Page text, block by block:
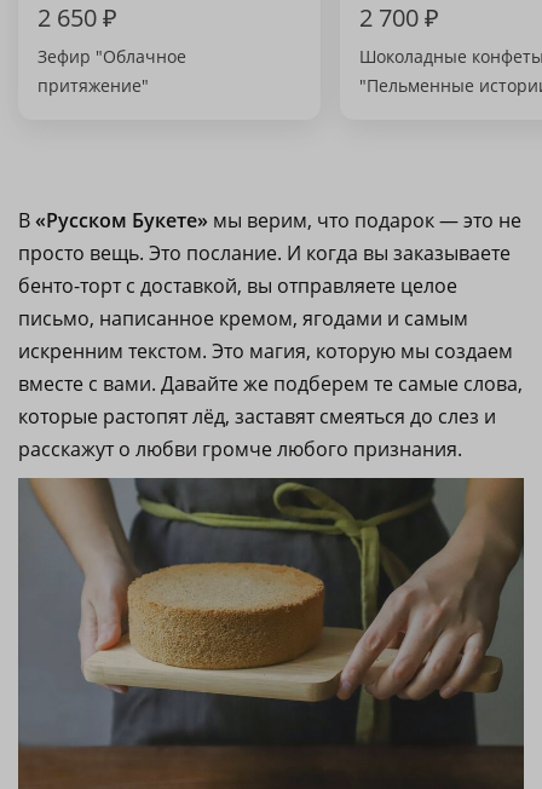
2 650 ₽
Зефир "Облачное
притяжение"
2 700 ₽
Шоколадные
"Пельменные
В«Русском Букете» мы верим, что подарок — это не
просто вещь. Это послание. И когда вы заказываете
бенто-торт с доставкой, вы отправляете целое
письмо, написанное кремом, ягодами и самым
искренним текстом. Это магия, которую мы создаем
вместе с вами. Давайте же подберем те самые слова,
которые растопят лёд, заставят смеяться до слез и
расскажут о любви громче любого признания.